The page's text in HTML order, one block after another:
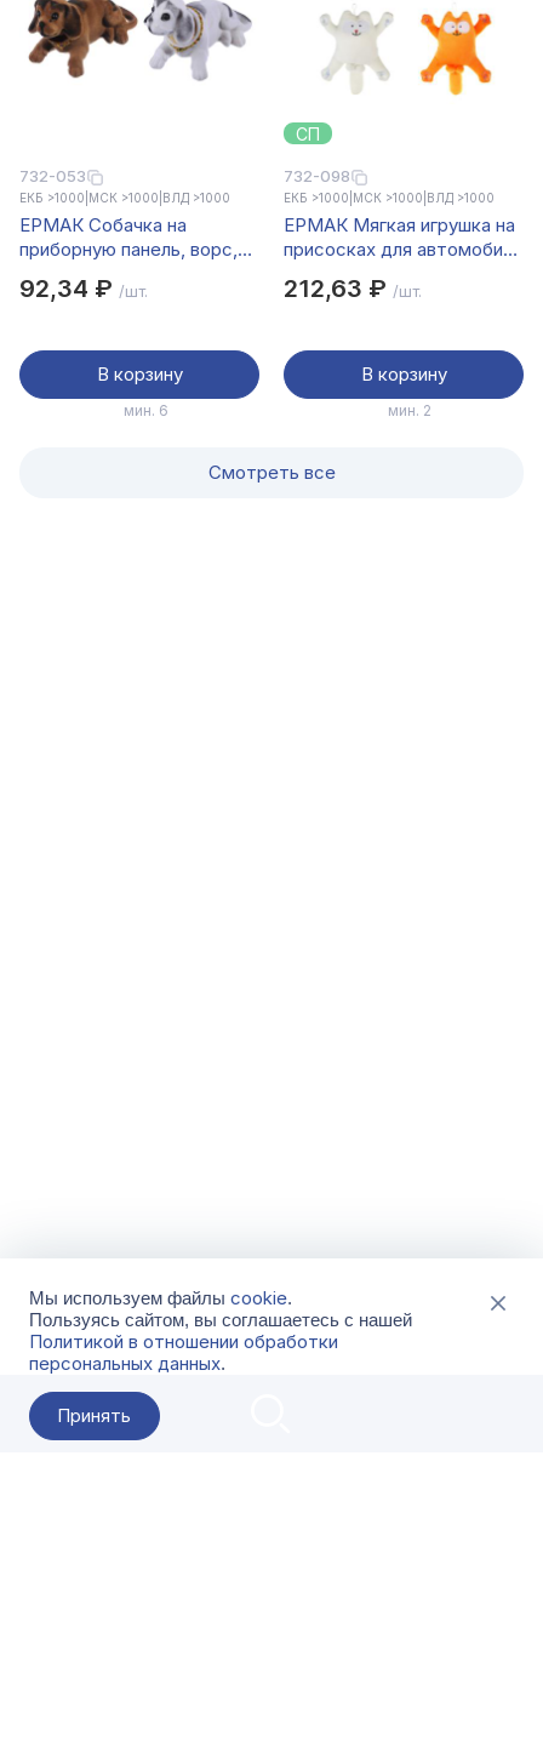
732-053
ЕКБ >1000 МСК >1000 ВЛД >1000
ЕРМАК Собачка на
приборную панель, ворс,
92,34 ₽ /шт.
В корзину
мин. 6
СП
732-098
ЕКБ >1000 МСК >1000 ВЛД >1000
ЕРМАК Мягкая игрушка на
присосках для автомобиля
212,63 ₽ /шт.
В корзину
мин. 2
Смотреть все
Мы используем файлы cookie.
Пользуясь сайтом, вы соглашаетесь с нашей
Политикой в отношении обработки
персональных данных.
Принять